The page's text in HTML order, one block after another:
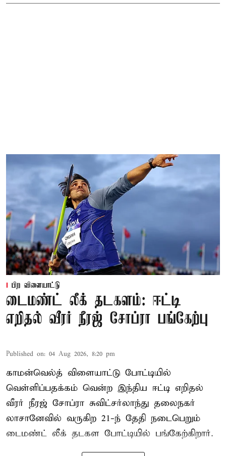
பிற விளையாட்டு
டைமண்ட் லீக் தடகளம்: ஈட்டி
எறிதல் வீரர் நீரஜ் சோப்ரா பங்கேற்பு
Published on: 04 Aug 2026, 8:20 pm
காமன்வெல்த் விளையாட்டு போட்டியில்
வெள்ளிப்பதக்கம் வென்ற இந்திய ஈட்டி எறிதல்
வீரர் நீரஜ் சோப்ரா சுவிட்சர்லாந்து தலைநகர்
லாசானேவில் வருகிற 21-ந் தேதி நடைபெறும்
டைமண்ட் லீக் தடகள போட்டியில் பங்கேற்கிறார்.